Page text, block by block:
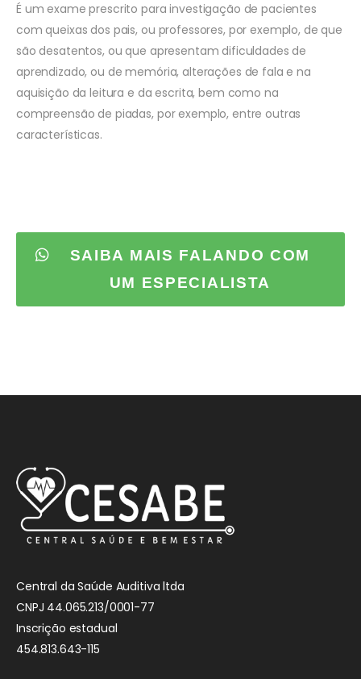
É um exame prescrito para investigação de pacientes
com queixas dos pais, ou professores, por exemplo, de que
são desatentos, ou que apresentam dificuldades de
aprendizado, ou de memória, alterações de fala e na
aquisição da leitura e da escrita, bem como na
compreensão de piadas, por exemplo, entre outras
características.
SAIBA MAIS FALANDO COM
UM ESPECIALISTA
Central da Saúde Auditiva ltda
CNPJ 44.065.213/0001-77
Inscrição estadual
454.813.643-115